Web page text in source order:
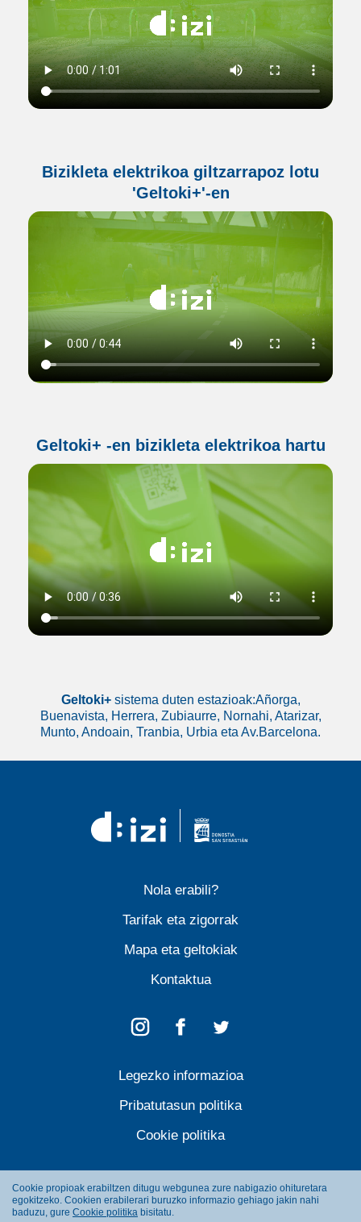
Bizikleta elektrikoa giltzarrapoz lotu
'Geltoki+'-en
Geltoki+ -en bizikleta elektrikoa hartu
Geltoki+sistema duten estazioak:Añorga,
Buenavista, Herrera, Zubiaurre, Nornahi, Atarizar,
Munto, Andoain, Tranbia, Urbia eta Av.Barcelona.
Cookie propioak erabiltzen ditugu webgunea zure nabigazio ohituretara
egokitzeko. Cookien erabilerari buruzko informazio gehiago jakin nahi
baduzu, gure Cookie politika bisitatu.
Nola erabili?
Tarifak eta zigorrak
Mapa eta geltokiak
Kontaktua
Legezko informazioa
Pribatutasun politika
Cookie politika
© Dbizi 2026